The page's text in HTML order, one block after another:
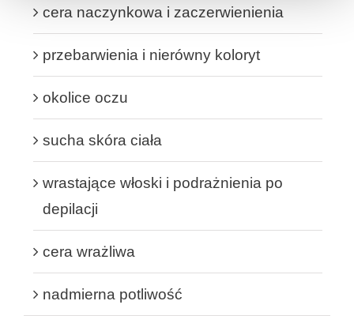
cera naczynkowa i zaczerwienienia
przebarwienia i nierówny koloryt
okolice oczu
sucha skóra ciała
wrastające włoski i podrażnienia po
depilacji
cera wrażliwa
nadmierna potliwość